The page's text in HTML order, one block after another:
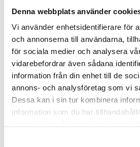
Denna webbplats använder
Vi använder enhetsidentifierare för
och annonserna till användarna,
för sociala medier och analysera
vidarebefordrar även sådana
information från din enhet till de
annons- och analysföretag som vi
Dessa kan i sin tur kombinera
information som du har
Protection class
IP20
Cable length
5 m
Weight
3,0
Noise emission
level LPA 87